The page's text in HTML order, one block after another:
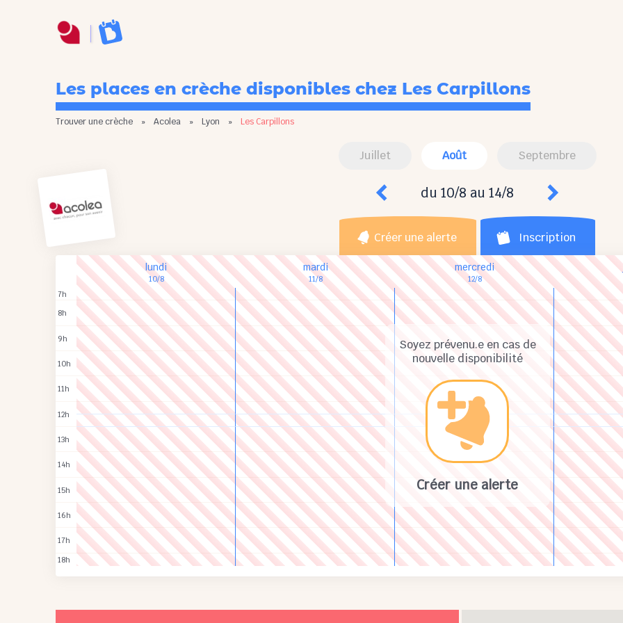
Les places en crèche disponibles chez Les Carpillons
Trouver une crèche » Acolea » Lyon » Les Carpillons
Juillet Août Septembre
du 10/8 au 14/8
Créer une alerte Inscription
Soyez prévenu.e en cas de
nouvelle disponibilité
Créer une alerte
lundi
10/8
mardi
11/8
mercredi
12/8
7h
8h
9h
10h
11h
12h
13h
14h
15h
16h
17h
18h